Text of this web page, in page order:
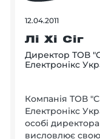
12.04.2011
Лі Хі Сіг
Директор ТОВ
Електронікс
Компанія ТОВ
Електронікс
особі
висловлює